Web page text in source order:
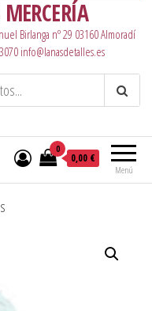
Birlanga nº 29 03160 Almoradí
info@lanasdetalles.es
Menú
0
0,00 €